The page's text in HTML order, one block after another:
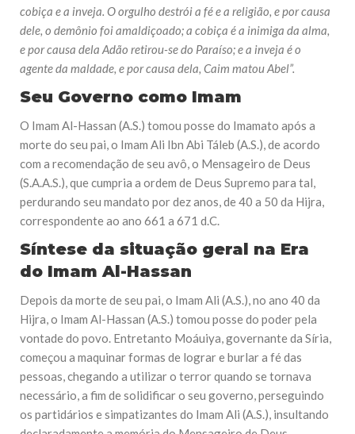
cobiça e a inveja. O orgulho destrói a fé e a religião, e por causa
dele, o demônio foi amaldiçoado; a cobiça é a inimiga da alma,
e por causa dela Adão retirou-se do Paraíso; e a inveja é o
agente da maldade, e por causa dela, Caim matou Abel”.
Seu Governo como Imam
O Imam Al-Hassan (A.S.) tomou posse do Imamato após a
morte do seu pai, o Imam Ali Ibn Abi Táleb (A.S.), de acordo
com a recomendação de seu avô, o Mensageiro de Deus
(S.A.A.S.), que cumpria a ordem de Deus Supremo para tal,
perdurando seu mandato por dez anos, de 40 a 50 da Hijra,
correspondente ao ano 661 a 671 d.C.
Síntese da situação geral na Era
do Imam Al-Hassan
Depois da morte de seu pai, o Imam Ali (A.S.), no ano 40 da
Hijra, o Imam Al-Hassan (A.S.) tomou posse do poder pela
vontade do povo. Entretanto Moáuiya, governante da Síria,
começou a maquinar formas de lograr e burlar a fé das
pessoas, chegando a utilizar o terror quando se tornava
necessário, a fim de solidificar o seu governo, perseguindo
os partidários e simpatizantes do Imam Ali (A.S.), insultando